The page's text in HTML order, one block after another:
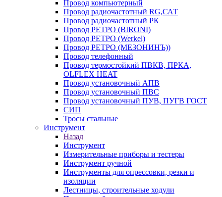
Провод компьютерный
Провод радиочастотный RG,САТ
Провод радиочастотный РК
Провод РЕТРО (BIRONI)
Провод РЕТРО (Werkel)
Провод РЕТРО (МЕЗОНИНЪ))
Провод телефонный
Провод термостойкий ПВКВ, ПРКА,
OLFLEX HEAT
Провод установочный АПВ
Провод установочный ПВС
Провод установочный ПУВ, ПУГВ ГОСТ
СИП
Тросы стальные
Инструмент
Назад
Инструмент
Измерительные приборы и тестеры
Инструмент ручной
Инструменты для опрессовки, резки и
изоляции
Лестницы, строительные ходули